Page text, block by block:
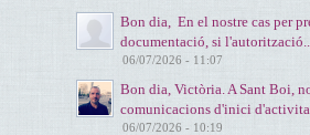
Bon dia, En el nostre cas per
documentació, si
06/07/2026 - 11:07
Bon dia, Victòria. A Sant Boi,
comunicacions d'inici
06/07/2026 - 10:19